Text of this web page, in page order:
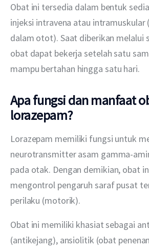
Obat ini tersedia dalam bentuk
injeksi intravena atau intramuskular
dalam otot). Saat diberikan melalui
obat dapat bekerja setelah satu
mampu bertahan hingga satu hari.
Apa fungsi dan manfaat
lorazepam?
Lorazepam memiliki fungsi untuk
neurotransmitter asam gamma-
pada otak. Dengan demikian, obat
mengontrol pengaruh saraf pusat
perilaku (motorik).
Obat ini memiliki khasiat sebagai
(antikejang), ansiolitik (obat